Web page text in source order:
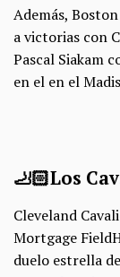
Además,
a victorias con
Pascal Siakam
en el en el
🦶🏻 Los
Cleveland
Mortgage
duelo estrella